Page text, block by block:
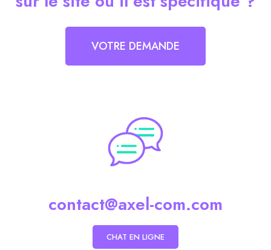
VOTRE DEMANDE
contact@axel-com.com
CHAT EN LIGNE